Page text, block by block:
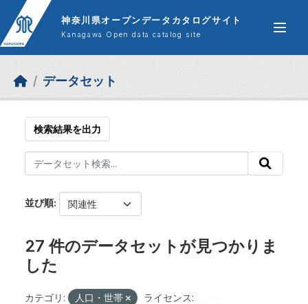
Skip to main content
神奈川県オープンデータカタログサイト
Kanagawa Open data catalog site
データセット
検索結果を出力
並び順
27 件のデータセットが見つかりま
した
カテゴリ: 人口・世帯
ライセンス: